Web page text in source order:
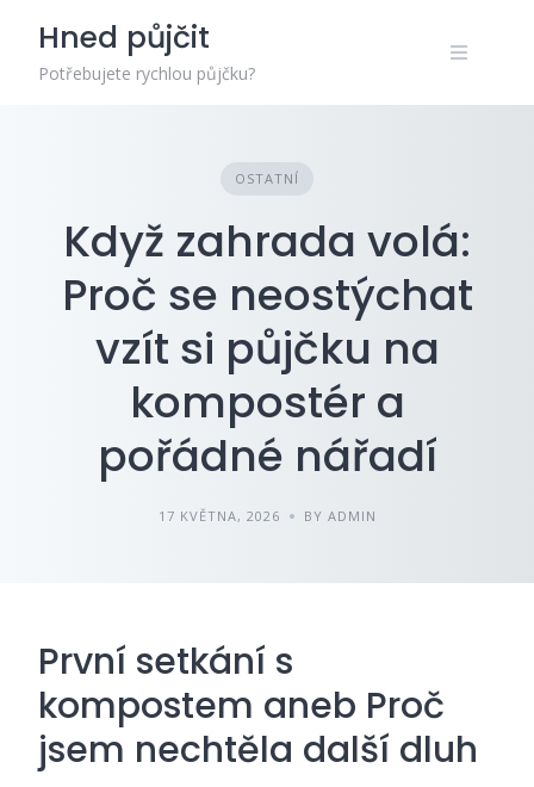
content
Hned půjčit
Potřebujete rychlou půjčku?
OSTATNÍ
Když zahrada volá:
Proč se neostýchat
vzít si půjčku na
kompostér a
pořádné nářadí
17 KVĚTNA, 2026 BY ADMIN
První setkání s
kompostem aneb Proč
jsem nechtěla další dluh